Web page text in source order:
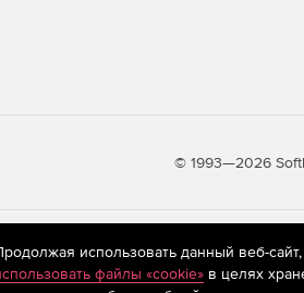
© 1993—2026
store.softline.ru применяются
относящихся к
использовать данный веб-
файлы «cookie»в целях